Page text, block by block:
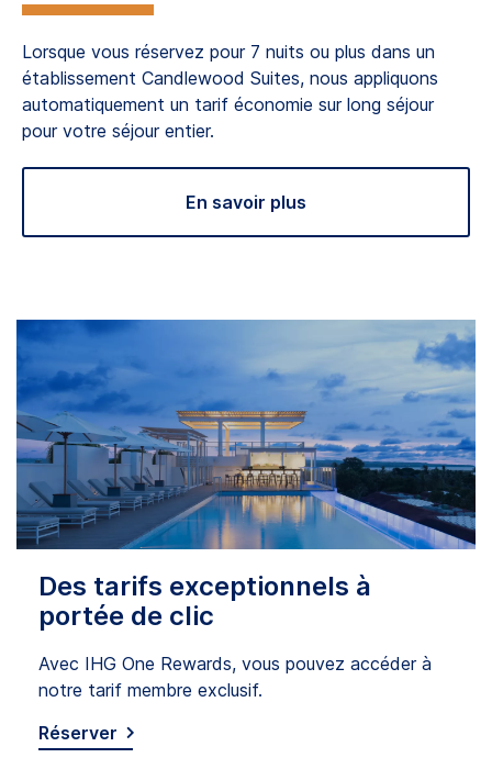
Lorsque vous réservez pour 7 nuits ou plus dans un
établissement Candlewood Suites, nous appliquons
automatiquement un tarif économie sur long séjour
pour votre séjour entier.
En savoir plus
Des tarifs exceptionnels à
portée de clic
Avec IHG One Rewards, vous pouvez accéder à
notre tarif membre exclusif.
Réserver